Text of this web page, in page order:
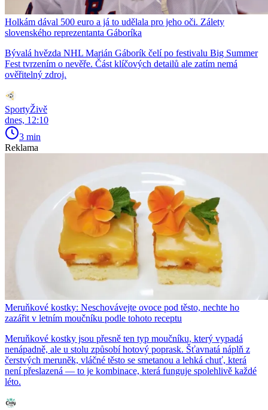
Holkám dával 500 euro a já to udělala pro jeho oči. Zálety
slovenského reprezentanta Gáboríka
Bývalá hvězda NHL Marián Gáborík čelí po festivalu Big Summer
Fest tvrzením o nevěře. Část klíčových detailů ale zatím nemá
ověřitelný zdroj.
SportyŽivě
dnes, 12:10
3 min
Reklama
Meruňkové kostky: Neschovávejte ovoce pod těsto, nechte ho
zazářit v letním moučníku podle tohoto receptu
Meruňkové kostky jsou přesně ten typ moučníku, který vypadá
nenápadně, ale u stolu způsobí hotový poprask. Šťavnatá náplň z
čerstvých meruněk, vláčné těsto se smetanou a lehká chuť, která
není přeslazená — to je kombinace, která funguje spolehlivě každé
léto.